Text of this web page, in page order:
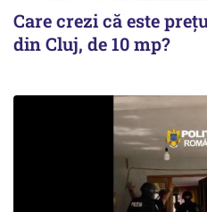
Care crezi că este
din Cluj, de 10 mp?